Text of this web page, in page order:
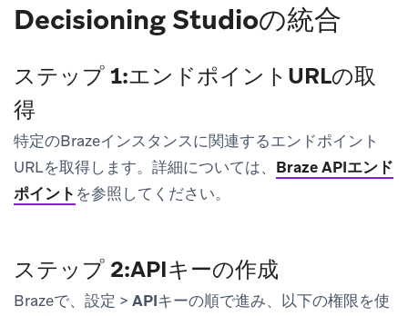
Decisioning Studioの統合
ステップ 1:エンドポイントURLの取
得
特定のBrazeインスタンスに関連するエンドポイント
URLを取得します。詳細については、 Braze APIエンド
ポイント を参照してください。
ステップ 2:APIキーの作成
Brazeで、 設定 > APIキーの順で進み、以下の権限を使